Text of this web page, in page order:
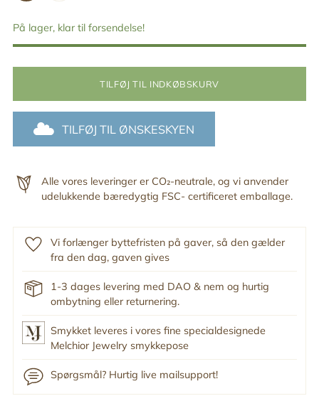
På lager, klar til forsendelse!
TILFØJ TIL INDKØBSKURV
TILFØJ TIL ØNSKESKYEN
Alle vores leveringer er CO₂-neutrale, og vi anvender
udelukkende bæredygtig FSC- certificeret emballage.
Vi forlænger byttefristen på gaver, så den gælder
fra den dag, gaven gives
1-3 dages levering med DAO & nem og hurtig
ombytning eller returnering.
Smykket leveres i vores fine specialdesignede
Melchior Jewelry smykkepose
Spørgsmål? Hurtig live mailsupport!